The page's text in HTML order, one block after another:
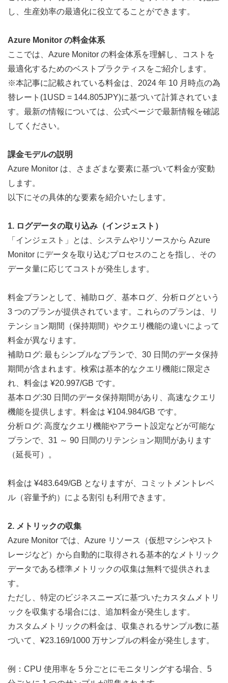
し、生産効率の最適化に役立てることができます。
Azure Monitor の料金体系
ここでは、Azure Monitor の料金体系を理解し、コストを
最適化するためのベストプラクティスをご紹介します。
※本記事に記載されている料金は、2024 年 10 月時点の為
替レート(1USD = 144.805JPY)に基づいて計算されていま
す。最新の情報については、 公式ページで最新情報を確認
してください。
課金モデルの説明
Azure Monitor は、さまざまな要素に基づいて料金が変動
します。
以下にその具体的な要素を紹介いたします。
1. ログデータの取り込み（インジェスト）
「インジェスト」とは、システムやリソースから Azure
Monitor にデータを取り込むプロセスのことを指し、その
データ量に応じてコストが発生します。
料金プランとして、補助ログ、基本ログ、分析ログという
3 つのプランが提供されています。これらのプランは、リ
テンション期間（保持期間）やクエリ機能の違いによって
料金が異なります。
補助ログ: 最もシンプルなプランで、30 日間のデータ保持
期間が含まれます。検索は基本的なクエリ機能に限定さ
れ、料金は ¥20.997/GB です。
基本ログ:30 日間のデータ保持期間があり、高速なクエリ
機能を提供します。料金は ¥104.984/GB です。
分析ログ: 高度なクエリ機能やアラート設定などが可能な
プランで、31 ～ 90 日間のリテンション期間があります
（延長可）。
料金は ¥483.649/GB となりますが、コミットメントレベ
ル（容量予約）による割引も利用できます。
2. メトリックの収集
Azure Monitor では、Azure リソース（仮想マシンやスト
レージなど）から自動的に取得される基本的なメトリック
データである標準メトリックの収集は無料で提供されま
す。
ただし、特定のビジネスニーズに基づいたカスタムメトリ
ックを収集する場合には、追加料金が発生します。
カスタムメトリックの料金は、収集されるサンプル数に基
づいて、¥23.169/1000 万サンプルの料金が発生します。
例：CPU 使用率を 5 分ごとにモニタリングする場合、5